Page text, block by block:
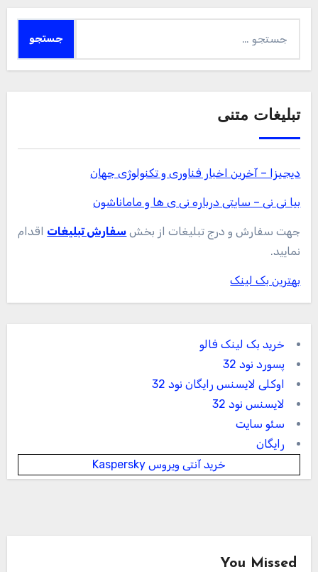
برای:
تبلیغات متنی
دیجیزا – آخرین اخبار فناوری و تکنولوژی جهان
بیا نی نی – سایتی درباره نی ی ها و ماماناشون
جهت سفارش و درج تبلیغات از بخش سفارش تبلیغات اقدام
نمایید.
بهترین بک لینک
خرید بک لینک فالو
پسورد نود 32
اوکلی لایسنس رایگان نود 32
لایسنس نود 32
سئو سایت
رایگان
خرید آنتی ویروس Kaspersky
You Missed